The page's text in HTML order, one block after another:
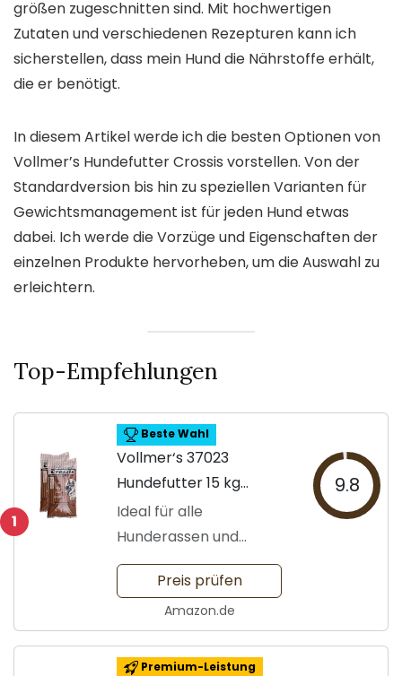
größen zugeschnitten sind. Mit hochwertigen
Zutaten und verschiedenen Rezepturen kann ich
sicherstellen, dass mein Hund die Nährstoffe erhält,
die er benötigt.
In diesem Artikel werde ich die besten Optionen von
Vollmer’s Hundefutter Crossis vorstellen. Von der
Standardversion bis hin zu speziellen Varianten für
Gewichtsmanagement ist für jeden Hund etwas
dabei. Ich werde die Vorzüge und Eigenschaften der
einzelnen Produkte hervorheben, um die Auswahl zu
erleichtern.
Top-Empfehlungen
1
Beste Wahl
Vollmer‘s 37023
Hundefutter 15 kg
Packung
Ideal für alle
Hunderassen und
Größen.
9.8
Preis prüfen
Amazon.de
Premium-Leistung